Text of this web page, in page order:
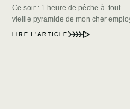
Ce soir : 1 heure de pêche à tout
vieille pyramide de mon cher
LIRE L’ARTICLE